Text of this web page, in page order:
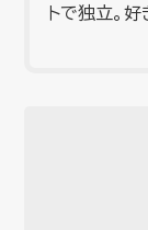
トで独立。